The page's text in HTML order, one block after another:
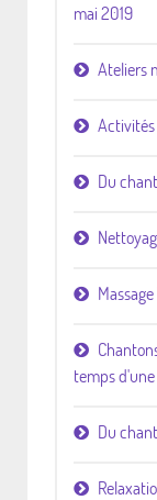
mai 2019
Ateliers
Du
temps
Du